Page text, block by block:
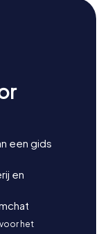
een gids
en
het